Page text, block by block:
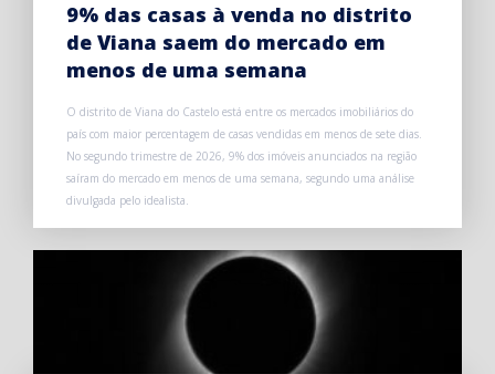
9% das casas à venda no distrito
de Viana saem do mercado em
menos de uma semana
O distrito de Viana do Castelo está entre os mercados imobiliários do
país com maior percentagem de casas vendidas em menos de sete dias.
No segundo trimestre de 2026, 9% dos imóveis anunciados na região
saíram do mercado em menos de uma semana, segundo uma análise
divulgada pelo idealista.